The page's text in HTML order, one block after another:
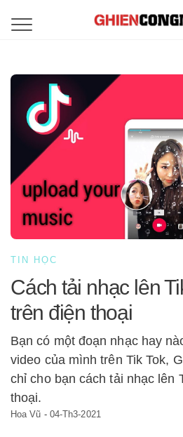
TIN HỌC
Cách tải nhạc lên
trên điện thoại
Bạn có một đoạn nhạc hay
video của mình trên Tik Tok,
chỉ cho bạn cách tải nhạc lên
thoại.
Hoa Vũ - 04-Th3-2021